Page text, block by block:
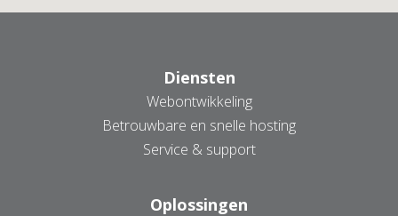
Diensten
Webontwikkeling
Betrouwbare en snelle hosting
Service & support
Oplossingen